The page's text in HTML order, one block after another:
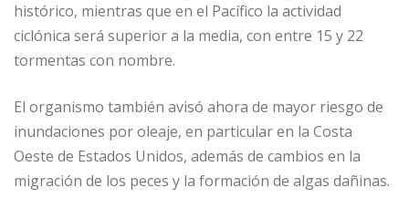
histórico, mientras que en el Pacífico la actividad
ciclónica será superior a la media, con entre 15 y 22
tormentas con nombre.
El organismo también avisó ahora de mayor riesgo de
inundaciones por oleaje, en particular en la Costa
Oeste de Estados Unidos, además de cambios en la
migración de los peces y la formación de algas dañinas.